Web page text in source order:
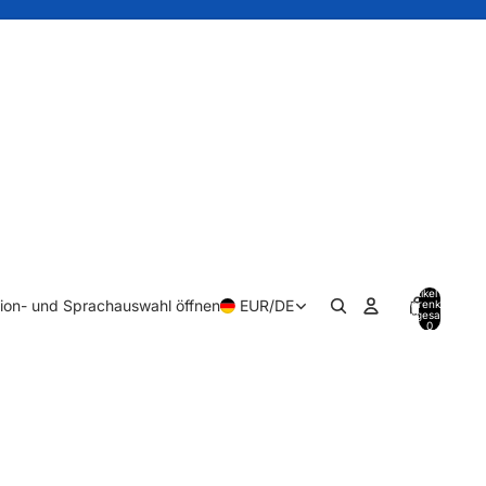
und Sprachauswahl öffnen EUR/DE
Artikel im
Warenkorb
insgesamt:
0